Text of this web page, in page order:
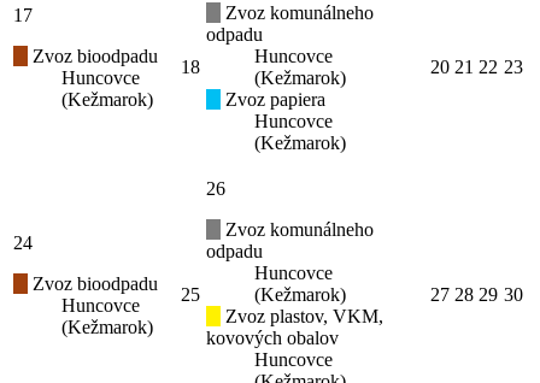
17
Zvoz bioodpadu
Huncovce
(Kežmarok)
18
Zvoz komunálneho
odpadu
Huncovce
(Kežmarok)
Zvoz papiera
Huncovce
(Kežmarok)
20 21 22 23
24
Zvoz bioodpadu
Huncovce
(Kežmarok)
25
26
Zvoz komunálneho
odpadu
Huncovce
(Kežmarok)
Zvoz plastov, VKM,
kovových obalov
Huncovce
27 28 29 30